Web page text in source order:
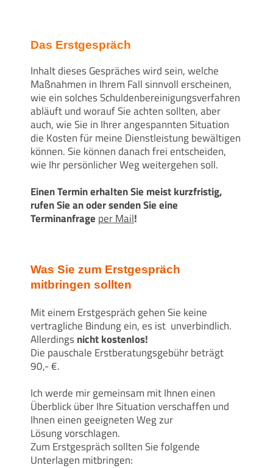
Das Erstgespräch
Inhalt dieses Gespräches wird sein, welche
Maßnahmen in Ihrem Fall sinnvoll erscheinen,
wie ein solches Schuldenbereinigungsverfahren
abläuft und worauf Sie achten sollten, aber
auch, wie Sie in Ihrer angespannten Situation
die Kosten für meine Dienstleistung bewältigen
können. Sie können danach frei entscheiden,
wie Ihr persönlicher Weg weitergehen soll.
Einen Termin erhalten Sie meist kurzfristig,
rufen Sie an oder senden Sie eine
Terminanfrage per Mail!
Was Sie zum Erstgespräch
mitbringen sollten
Mit einem Erstgespräch gehen Sie keine
vertragliche Bindung ein, es ist unverbindlich.
Allerdings nicht kostenlos!
Die pauschale Erstberatungsgebühr beträgt
90,- €.
Ich werde mir gemeinsam mit Ihnen einen
Überblick über Ihre Situation verschaffen und
Ihnen einen geeigneten Weg zur
Lösung vorschlagen.
Zum Erstgespräch sollten Sie folgende
Unterlagen mitbringen: